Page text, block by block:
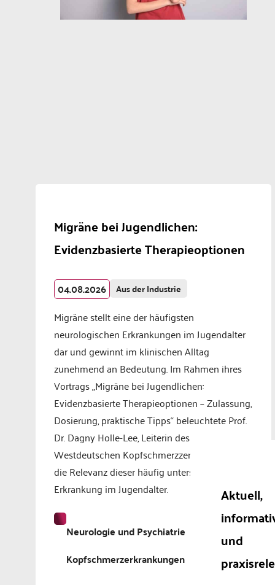
Migräne bei Jugendlichen:
Evidenzbasierte Therapieoptionen
04.08.2026 Aus der Industrie
Migräne stellt eine der häufigsten
neurologischen Erkrankungen im Jugendalter
dar und gewinnt im klinischen Alltag
zunehmend an Bedeutung. Im Rahmen ihres
Vortrags „Migräne bei Jugendlichen:
Evidenzbasierte Therapieoptionen – Zulassung,
Dosierung, praktische Tipps“ beleuchtete Prof.
Dr. Dagny Holle-Lee, Leiterin des
Westdeutschen Kopfschmerzzentrums Essen,
die Relevanz dieser häufig unterschätzten
Erkrankung im Jugendalter.
Neurologie und Psychiatrie
Kopfschmerzerkrankungen
Aktuell,
und